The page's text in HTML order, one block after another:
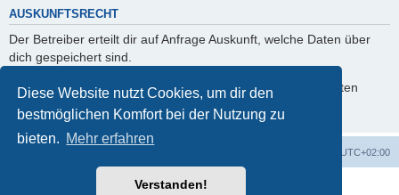
Diese Website nutzt Cookies, um dir den
bestmöglichen Komfort bei der Nutzung zu
bieten. Mehr erfahren
Verstanden!
AUSKUNFTSRECHT
Der Betreiber erteilt dir auf Anfrage Auskunft, welche Daten über
dich gespeichert sind.
Du kannst jederzeit die Löschung bzw. Sperrung deiner Daten
verlangen. Kontaktiere hierzu bitte den Betreiber.
UTC+02:00
Powered byphpBB® Forum Software © phpBB Limited